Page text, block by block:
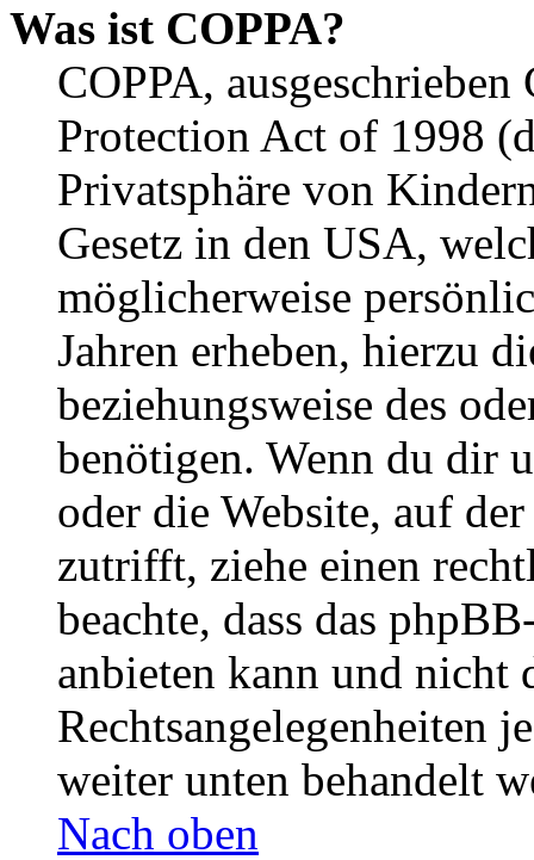
Was ist COPPA?
COPPA,
Protection Act of 1998
Privatsphäre von
Gesetz in den USA,
möglicherweise
Jahren erheben, hierzu
beziehungsweise des
benötigen. Wenn du dir
oder die Website, auf
zutrifft, ziehe einen
beachte, dass das
anbieten kann und nicht
Rechtsangelegenheiten
weiter unten behandelt
Nach oben